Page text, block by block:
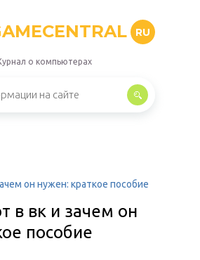
RU
о компьютерах
он нужен: краткое пособие
в вк и зачем он
пособие